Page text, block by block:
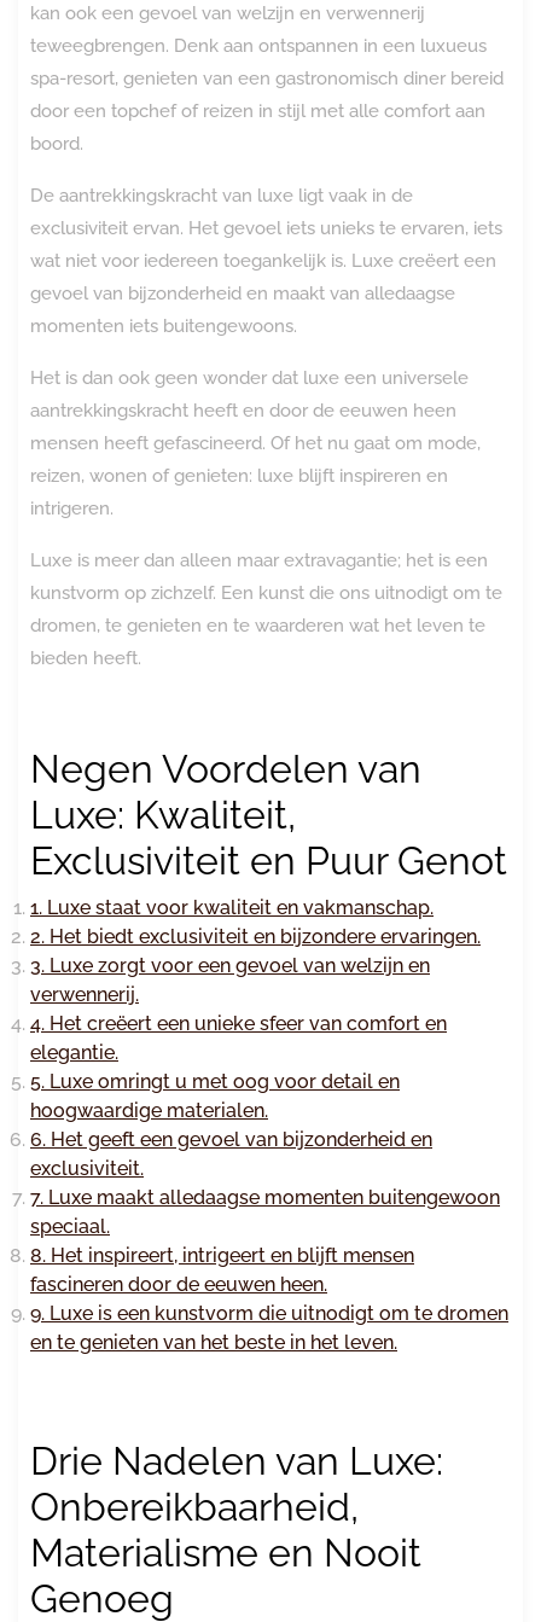
kan ook een gevoel van welzijn en verwennerij
teweegbrengen. Denk aan ontspannen in een luxueus
spa-resort, genieten van een gastronomisch diner bereid
door een topchef of reizen in stijl met alle comfort aan
boord.
De aantrekkingskracht van luxe ligt vaak in de
exclusiviteit ervan. Het gevoel iets unieks te ervaren, iets
wat niet voor iedereen toegankelijk is. Luxe creëert een
gevoel van bijzonderheid en maakt van alledaagse
momenten iets buitengewoons.
Het is dan ook geen wonder dat luxe een universele
aantrekkingskracht heeft en door de eeuwen heen
mensen heeft gefascineerd. Of het nu gaat om mode,
reizen, wonen of genieten: luxe blijft inspireren en
intrigeren.
Luxe is meer dan alleen maar extravagantie; het is een
kunstvorm op zichzelf. Een kunst die ons uitnodigt om te
dromen, te genieten en te waarderen wat het leven te
bieden heeft.
Negen Voordelen van
Luxe: Kwaliteit,
Exclusiviteit en Puur Genot
1. Luxe staat voor kwaliteit en vakmanschap.
2. Het biedt exclusiviteit en bijzondere ervaringen.
3. Luxe zorgt voor een gevoel van welzijn en
verwennerij.
4. Het creëert een unieke sfeer van comfort en
elegantie.
5. Luxe omringt u met oog voor detail en
hoogwaardige materialen.
6. Het geeft een gevoel van bijzonderheid en
exclusiviteit.
7. Luxe maakt alledaagse momenten buitengewoon
speciaal.
8. Het inspireert, intrigeert en blijft mensen
fascineren door de eeuwen heen.
9. Luxe is een kunstvorm die uitnodigt om te dromen
en te genieten van het beste in het leven.
Drie Nadelen van Luxe:
Onbereikbaarheid,
Materialisme en Nooit
Genoeg